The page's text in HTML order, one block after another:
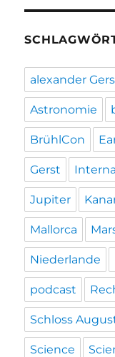
alexander
Astronomie
BrühlCon
Gerst
Jupiter
Mallorca
Niederlande
podcast
Schloss
Science